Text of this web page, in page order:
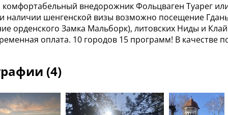
комфортабельный внедорожник Фольцваген Туарег
наличии шенгенской визы возможно посещение
орденского Замка Мальборк), литовских Ниды и
оплата. 10 городов 15 программ! В качестве
(4)